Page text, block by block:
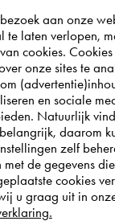
us you are
confirm in
shop.
world
aan onze
te laten verlopen,
cookies.
onze sites te
en sociale
Natuurlijk
daarom
zelf
de gegevens
cookies
u graag uit in